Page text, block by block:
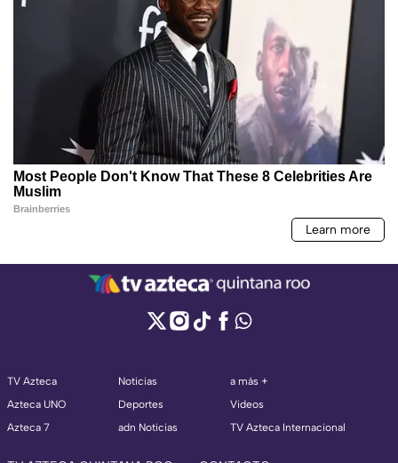
TV Azteca
Azteca UNO
Azteca 7
Noticias
Deportes
adn Noticias
a más +
Videos
TV Azteca Internacional